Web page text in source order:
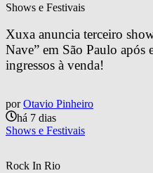
Shows e Festivais
Xuxa anuncia terceiro
Nave” em São Paulo após
ingressos à venda!
por Otavio Pinheiro
há 7 dias
Shows e Festivais
Rock In Rio